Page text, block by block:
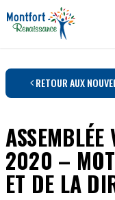
Aller au contenu
RETOUR AUX
2020 –
ET DE LA